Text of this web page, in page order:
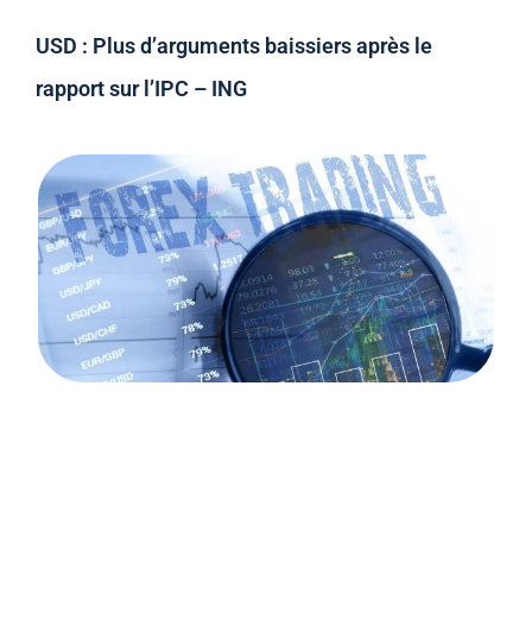
USD : Plus d’arguments baissiers après le
rapport sur l’IPC – ING